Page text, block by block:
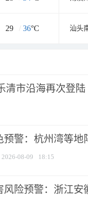
29 / 36°C 汕头
清市沿海再次登陆
预警：杭州湾等地
2026-08-09 18:15
风险预警：浙江安